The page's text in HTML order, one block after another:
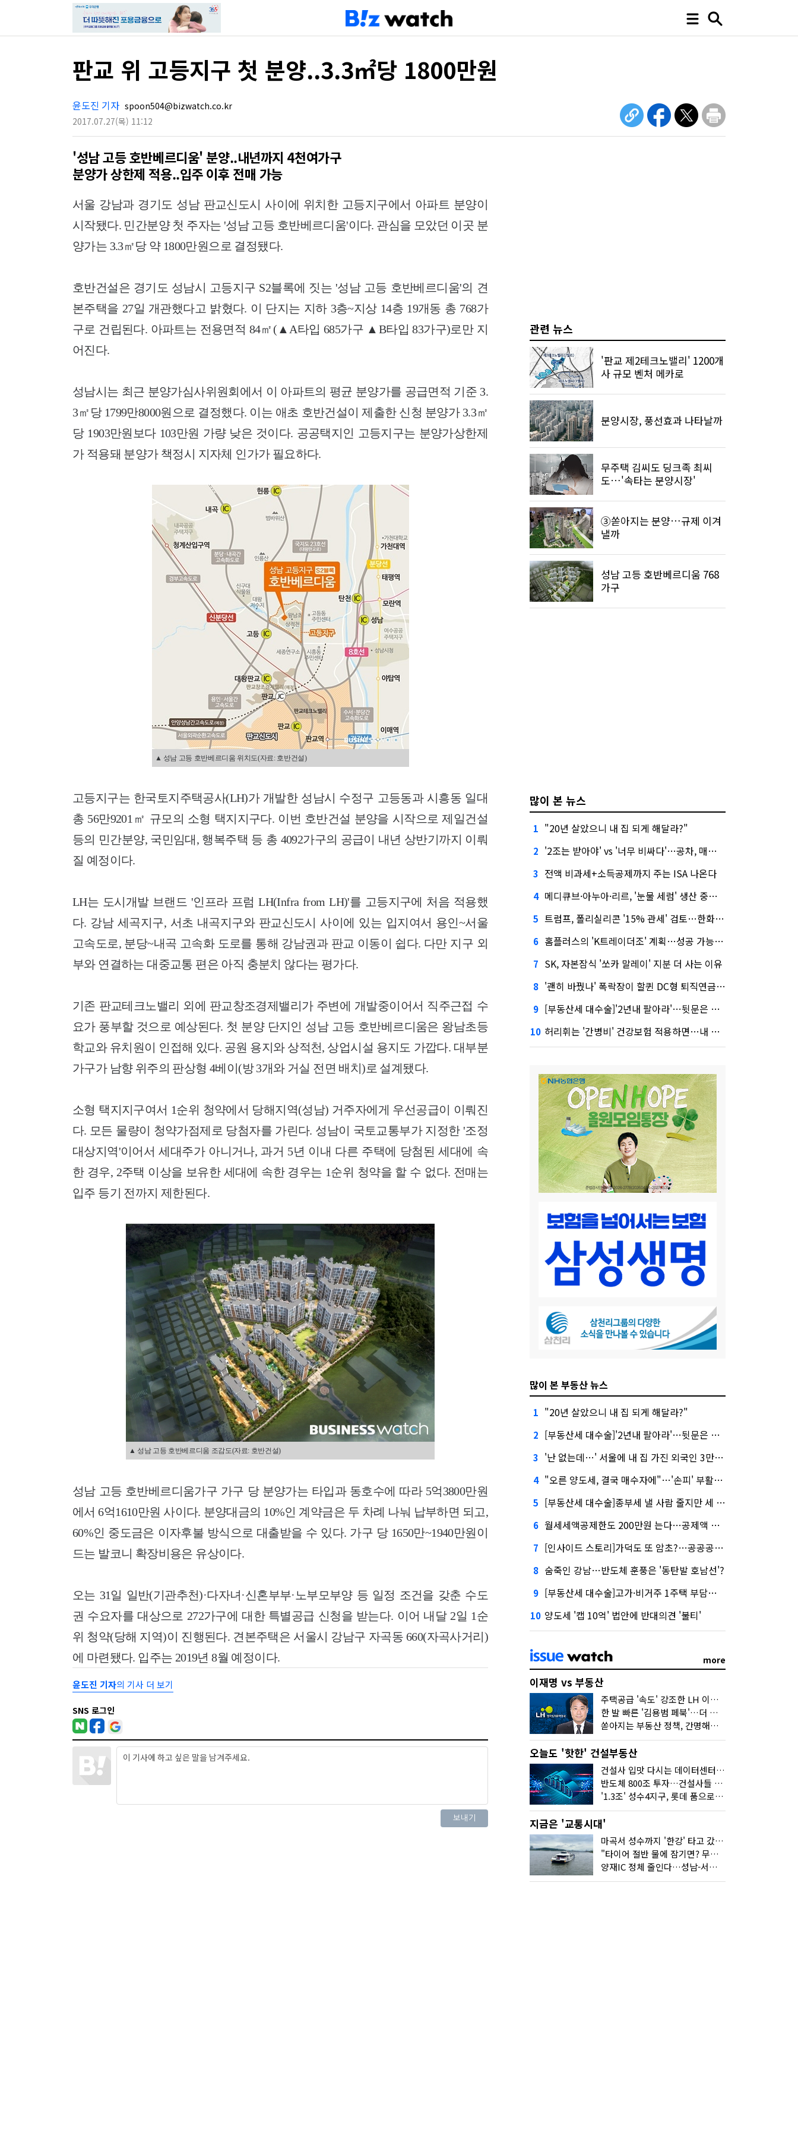
판교 위 고등지구 첫 분양..3.3㎡당 1800만원
윤도진 기자 spoon504@bizwatch.co.kr
2017.07.27(목) 11:12
'성남 고등 호반베르디움' 분양..내년까지 4천여가구
분양가 상한제 적용..입주 이후 전매 가능
서울 강남과 경기도 성남 판교신도시 사이에 위치한 고등지구에서 아파트 분양이
시작됐다. 민간분양 첫 주자는 '성남 고등 호반베르디움'이다. 관심을 모았던 이곳 분
양가는 3.3㎡당 약 1800만원으로 결정됐다.
호반건설은 경기도 성남시 고등지구 S2블록에 짓는 '성남 고등 호반베르디움'의 견
본주택을 27일 개관했다고 밝혔다. 이 단지는 지하 3층~지상 14층 19개동 총 768가
구로 건립된다. 아파트는 전용면적 84㎡(▲A타입 685가구 ▲B타입 83가구)로만 지
어진다.
성남시는 최근 분양가심사위원회에서 이 아파트의 평균 분양가를 공급면적 기준 3.
3㎡당 1799만8000원으로 결정했다. 이는 애초 호반건설이 제출한 신청 분양가 3.3㎡
당 1903만원보다 103만원 가량 낮은 것이다. 공공택지인 고등지구는 분양가상한제
가 적용돼 분양가 책정시 지자체 인가가 필요하다.
▲ 성남 고등 호반베르디움 위치도(자료: 호반건설)
고등지구는 한국토지주택공사(LH)가 개발한 성남시 수정구 고등동과 시흥동 일대
총 56만9201㎡ 규모의 소형 택지지구다. 이번 호반건설 분양을 시작으로 제일건설
등의 민간분양, 국민임대, 행복주택 등 총 4092가구의 공급이 내년 상반기까지 이뤄
질 예정이다.
LH는 도시개발 브랜드 '인프라 프럼 LH(Infra from LH)'를 고등지구에 처음 적용했
다. 강남 세곡지구, 서초 내곡지구와 판교신도시 사이에 있는 입지여서 용인~서울
고속도로, 분당~내곡 고속화 도로를 통해 강남권과 판교 이동이 쉽다. 다만 지구 외
부와 연결하는 대중교통 편은 아직 충분치 않다는 평가다.
기존 판교테크노밸리 외에 판교창조경제밸리가 주변에 개발중이어서 직주근접 수
요가 풍부할 것으로 예상된다. 첫 분양 단지인 성남 고등 호반베르디움은 왕남초등
학교와 유치원이 인접해 있다. 공원 용지와 상적천, 상업시설 용지도 가깝다. 대부분
가구가 남향 위주의 판상형 4베이(방 3개와 거실 전면 배치)로 설계됐다.
소형 택지지구여서 1순위 청약에서 당해지역(성남) 거주자에게 우선공급이 이뤄진
다. 모든 물량이 청약가점제로 당첨자를 가린다. 성남이 국토교통부가 지정한 '조정
대상지역'이어서 세대주가 아니거나, 과거 5년 이내 다른 주택에 당첨된 세대에 속
한 경우, 2주택 이상을 보유한 세대에 속한 경우는 1순위 청약을 할 수 없다. 전매는
입주 등기 전까지 제한된다.
▲ 성남 고등 호반베르디움 조감도(자료: 호반건설)
성남 고등 호반베르디움가구 가구 당 분양가는 타입과 동호수에 따라 5억3800만원
에서 6억1610만원 사이다. 분양대금의 10%인 계약금은 두 차례 나눠 납부하면 되고,
60%인 중도금은 이자후불 방식으로 대출받을 수 있다. 가구 당 1650만~1940만원이
드는 발코니 확장비용은 유상이다.
오는 31일 일반(기관추천)·다자녀·신혼부부·노부모부양 등 일정 조건을 갖춘 수도
권 수요자를 대상으로 272가구에 대한 특별공급 신청을 받는다. 이어 내달 2일 1순
위 청약(당해 지역)이 진행된다. 견본주택은 서울시 강남구 자곡동 660(자곡사거리)
에 마련됐다. 입주는 2019년 8월 예정이다.
윤도진 기자의 기사 더 보기
SNS 로그인
관련 뉴스
'판교 제2테크노밸리' 1200개
사 규모 벤처 메카로
분양시장, 풍선효과 나타날까
무주택 김씨도 딩크족 최씨
도…'속타는 분양시장'
③쏟아지는 분양…규제 이겨
낼까
성남 고등 호반베르디움 768
가구
많이 본 뉴스
1 "20년 살았으니 내 집 되게 해달라?"
2 '2조는 받아야' vs '너무 비싸다'…공차, 매각 성공할까
3 전액 비과세+소득공제까지 주는 ISA 나온다
4 메디큐브·아누아·리르, '눈물 세럼' 생산 중단한다
5 트럼프, 폴리실리콘 '15% 관세' 검토…한화큐셀·OCI 영향은?
6 홈플러스의 'K트레이더조' 계획…성공 가능성은 '글쎄'
7 SK, 자본잠식 '쏘카 말레이' 지분 더 사는 이유
8 '괜히 바꿨나' 폭락장이 할퀸 DC형 퇴직연금…전문가 조언은
9 [부동산세 대수술]'2년내 팔아라'…뒷문은 열었다
10 허리휘는 '간병비' 건강보험 적용하면…내 간병보험은?
많이 본 부동산 뉴스
1 "20년 살았으니 내 집 되게 해달라?"
2 [부동산세 대수술]'2년내 팔아라'…뒷문은 열었다
3 '난 없는데…' 서울에 내 집 가진 외국인 3만3000명
4 "오른 양도세, 결국 매수자에"…'손피' 부활할까?
5 [부동산세 대수술]종부세 낼 사람 줄지만 세 부담 커진다
6 월세세액공제한도 200만원 는다…공제액 최대 54만원↑
7 [인사이드 스토리]가덕도 또 암초?…공공공사의 '굴레'
8 숨죽인 강남…반도체 훈풍은 '동탄발 호남선'?
9 [부동산세 대수술]고가·비거주 1주택 부담…'대전족'도 불똥
10 양도세 '캡 10억' 법안에 반대의견 '불티'
more
이재명 vs 부동산
주택공급 '속도' 강조한 LH 이성훈 "전력질주해야"
한 발 빠른 '김용범 페북'…더 강한 부동산 규제 나오나
쏟아지는 부동산 정책, 간명해져야
오늘도 '핫한' 건설부동산
건설사 입맛 다시는 데이터센터…암초는 '주민 반대'
반도체 800조 투자…건설사들 "물 들어온다!"
'1.3조' 성수4지구, 롯데 품으로…'성수르엘 S70' 거듭
지금은 '교통시대'
마곡서 성수까지 '한강' 타고 갔습니다
"타이어 절반 물에 잠기면? 무조건 탈출하세요"
양재IC 정체 줄인다…성남-서초 고속도로 2029년 착공